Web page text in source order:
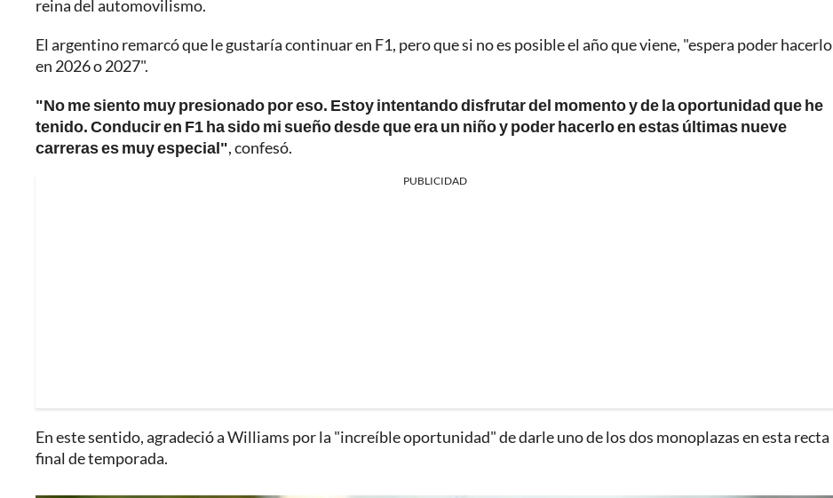
reina del automovilismo.
El argentino remarcó que le gustaría continuar en F1, pero que si no es posible el año que viene, "espera poder hacerlo
en 2026 o 2027".
"No me siento muy presionado por eso. Estoy intentando disfrutar del momento y de la oportunidad que he
tenido. Conducir en F1 ha sido mi sueño desde que era un niño y poder hacerlo en estas últimas nueve
carreras es muy especial", confesó.
PUBLICIDAD
En este sentido, agradeció a Williams por la "increíble oportunidad" de darle uno de los dos monoplazas en esta recta
final de temporada.